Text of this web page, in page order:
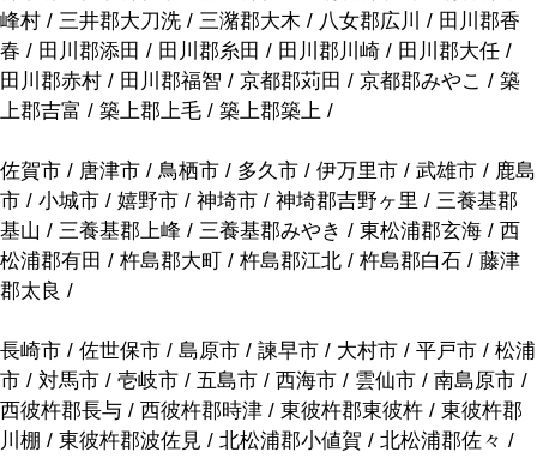
峰村 / 三井郡大刀洗 / 三潴郡大木 / 八女郡広川 / 田川郡香
春 / 田川郡添田 / 田川郡糸田 / 田川郡川崎 / 田川郡大任 /
田川郡赤村 / 田川郡福智 / 京都郡苅田 / 京都郡みやこ / 築
上郡吉富 / 築上郡上毛 / 築上郡築上 /
佐賀市 / 唐津市 / 鳥栖市 / 多久市 / 伊万里市 / 武雄市 / 鹿島
市 / 小城市 / 嬉野市 / 神埼市 / 神埼郡吉野ヶ里 / 三養基郡
基山 / 三養基郡上峰 / 三養基郡みやき / 東松浦郡玄海 / 西
松浦郡有田 / 杵島郡大町 / 杵島郡江北 / 杵島郡白石 / 藤津
郡太良 /
長崎市 / 佐世保市 / 島原市 / 諫早市 / 大村市 / 平戸市 / 松浦
市 / 対馬市 / 壱岐市 / 五島市 / 西海市 / 雲仙市 / 南島原市 /
西彼杵郡長与 / 西彼杵郡時津 / 東彼杵郡東彼杵 / 東彼杵郡
川棚 / 東彼杵郡波佐見 / 北松浦郡小値賀 / 北松浦郡佐々 /